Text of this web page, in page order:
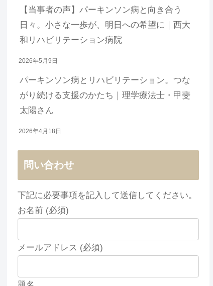
【当事者の声】パーキンソン病と向き合う
日々。小さな一歩が、明日への希望に｜西大
和リハビリテーション病院
2026年5月9日
パーキンソン病とリハビリテーション。つな
がり続ける支援のかたち｜理学療法士・甲斐
太陽さん
2026年4月18日
問い合わせ
下記に必要事項を記入して送信してください。
お名前 (必須)
メールアドレス (必須)